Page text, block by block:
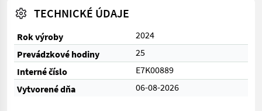
TECHNICKÉ ÚDAJE
Rok výroby
2024
Prevádzkové hodiny
25
Interné číslo
E7K00889
Vytvorené dňa
06-08-2026